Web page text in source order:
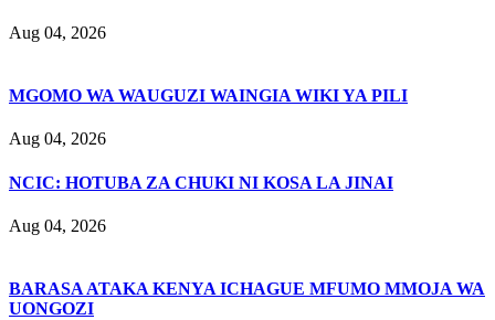
Aug 04, 2026
MGOMO WA WAUGUZI WAINGIA WIKI YA PILI
Aug 04, 2026
NCIC: HOTUBA ZA CHUKI NI KOSA LA JINAI
Aug 04, 2026
BARASA ATAKA KENYA ICHAGUE MFUMO MMOJA WA
UONGOZI